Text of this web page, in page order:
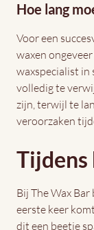
Hoe lang
Voor een
waxen
waxspecialist in
volledig te
zijn, terwijl te
veroorzaken
Tijdens
Bij The Wax
eerste keer
dit een beetje